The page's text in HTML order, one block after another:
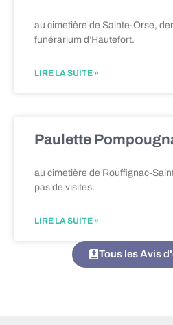
au cimetière de Sainte-Orse,
funérarium d’Hautefort.
LIRE LA SUITE »
Paulette
au cimetière de Rouffignac-
pas de visites.
LIRE LA SUITE »
Tous les Avis